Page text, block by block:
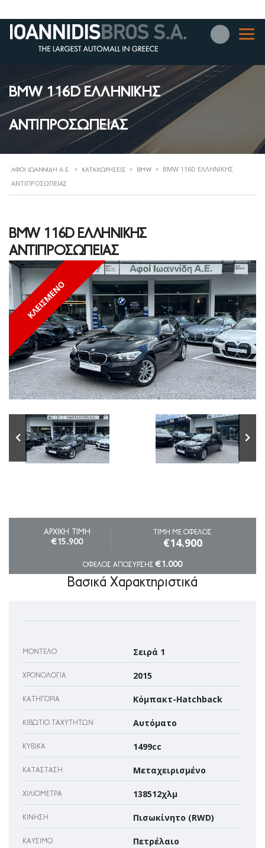
BMW 116D ΕΛΛΗΝΙΚΗΣ
ΑΝΤΙΠΡΟΣΩΠΕΙΑΣ
ΑΦΟΊ ΙΩΑΝΝΊΔΗ Α.Ε. > ΚΑΤΑΧΩΡΉΣΕΙΣ > BMW > BMW 116D ΕΛΛΗΝΙΚΗΣ
ΑΝΤΙΠΡΟΣΩΠΕΙΑΣ
BMW 116D ΕΛΛΗΝΙΚΗΣ
ΑΝΤΙΠΡΟΣΩΠΕΙΑΣ
ΚΛΕΙΣΜΕΝΟ
ΑΡΧΙΚΗ ΤΙΜΗ
€15.900
ΤΙΜΗ ΜΕ ΟΦΕΛΟΣ
€14.900
ΟΦΕΛΟΣ ΑΠΟΣΥΡΣΗΣ€1.000
Βασικά Χαρακτηριστικά
ΜΟΝΤΈΛΟ Σειρά 1
ΧΡΟΝΟΛΟΓΊΑ 2015
ΚΑΤΗΓΟΡΊΑ Κόμπακτ-Hatchback
ΚΙΒΏΤΙΟ ΤΑΧΥΤΉΤΩΝ Αυτόματο
ΚΥΒΙΚΆ 1499cc
ΚΑΤΆΣΤΑΣΗ Μεταχειρισμένο
ΧΙΛΙΌΜΕΤΡΑ 138512χλμ
ΚΊΝΗΣΗ Πισωκίνητο (RWD)
ΚΑΎΣΙΜΟ Πετρέλαιο